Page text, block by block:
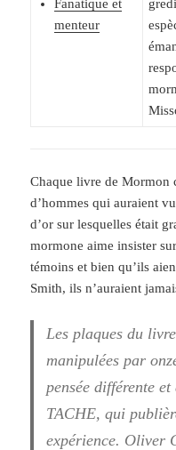
Fanatique et
menteur
Chaque livre de Mormon
d’hommes qui auraient
d’or sur lesquelles était
mormone aime insister
témoins et bien qu’ils
Smith, ils n’auraient
Les plaques du
manipulées par
pensée différente
TACHE, qui
expérience. Oliver